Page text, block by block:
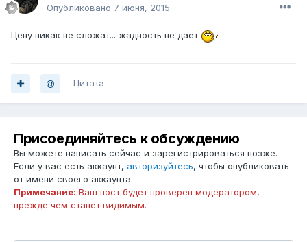
Опубликовано 7 июня, 2015
Цену никак не сложат... жадность не дает
Цитата
Присоединяйтесь к обсуждению
Вы можете написать сейчас и зарегистрироваться позже.
Если у вас есть аккаунт, авторизуйтесь, чтобы опубликовать
от имени своего аккаунта.
Примечание: Ваш пост будет проверен модератором,
прежде чем станет видимым.